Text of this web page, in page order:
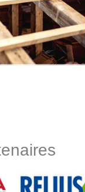
Un court bilan de